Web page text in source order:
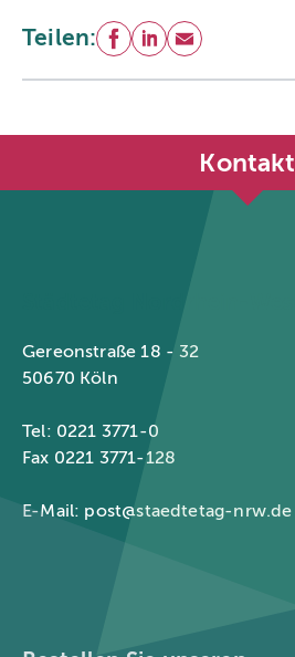
Teilen: Facebook
LinkedIn
E-Mail
Kontakt
Gereonstraße 18 - 32
50670 Köln
Tel: 0221 3771-0
Fax 0221 3771-128
E-Mail: post@staedtetag-nrw.de